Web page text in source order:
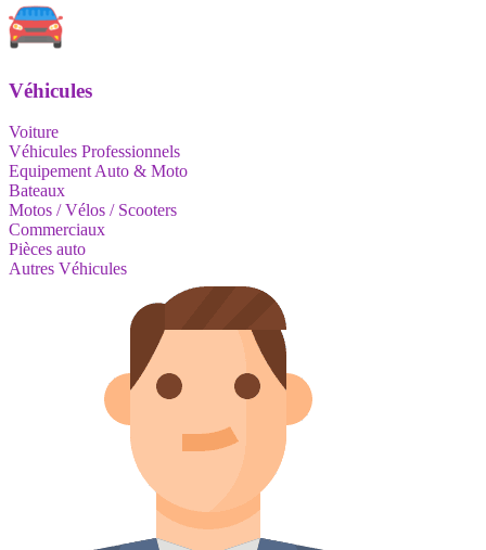
Véhicules
Voiture
Véhicules Professionnels
Equipement Auto & Moto
Bateaux
Motos / Vélos / Scooters
Commerciaux
Pièces auto
Autres Véhicules